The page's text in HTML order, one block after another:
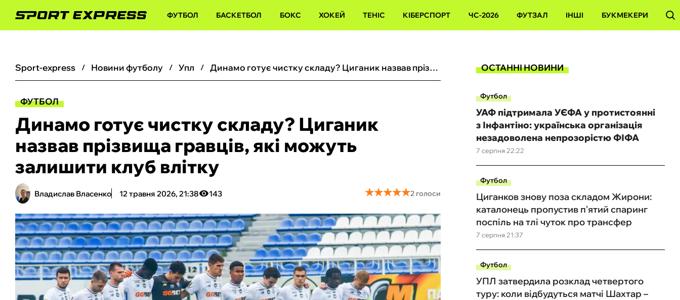
ФУТБОЛ БАСКЕТБОЛ БОКС ХОКЕЙ ТЕНІС КІБЕРСПОРТ ЧС-2026 ФУТЗАЛ ІНШІ БУКМЕКЕРИ
sport-express новини футболу упл Динамо готує чистку складу? Циганик назвав прізвища гравців, які можуть залишити клуб влітку
ФУТБОЛ
Динамо готує чистку складу? Циганик
назвав прізвища гравців, які можуть
залишити клуб влітку
Владислав Власенко 12 травня 2026, 21:38 143 ★★★★★
★★★★★2 голоси
ОСТАННІ НОВИНИ
Футбол
7 серпня 22:22
УАФ підтримала УЄФА у протистоянні
з Інфантіно: українська організація
незадоволена непрозорістю ФІФА
Футбол
7 серпня 21:37
Циганков знову поза складом Жирони:
каталонець пропустив п'ятий спаринг
поспіль на тлі чуток про трансфер
Футбол
УПЛ затвердила розклад четвертого
туру: коли відбудуться матчі Шахтар –